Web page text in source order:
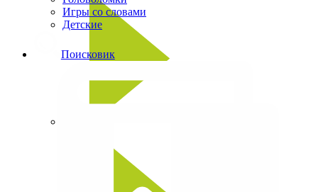
Игры со словами
Детские
Поисковик